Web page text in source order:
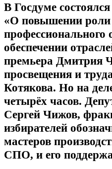
В Госдуме
«О повышении роли
профессионального
обеспечении
премьера Дмитрия
просвещения и
Котякова. Но на
четырёх часов.
Сергей Чижов,
избирателей
мастеров
СПО, и его